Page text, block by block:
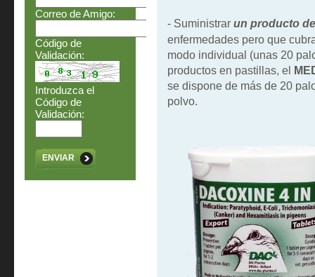
Correo de Amigo:
Código de
Validación:
Introduzca el
Código de
Validación:
ENVIAR
- Suministrar un producto
enfermedades pero que
modo individual (unas 20
productos en pastillas, el
se dispone de más de 20
polvo.